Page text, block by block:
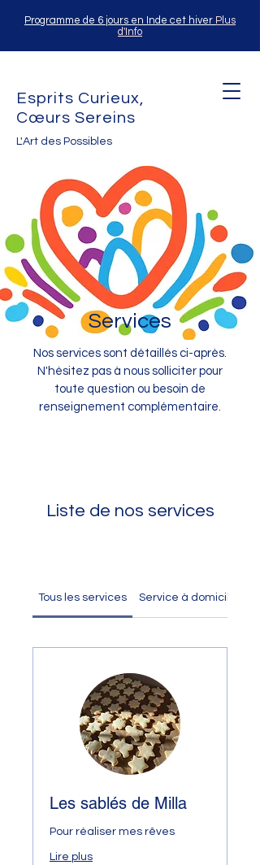
Programme de 6 jours en Inde cet hiver Plus
d'Info
Esprits Curieux,
Cœurs Sereins
L'Art des Possibles
Services
Nos services sont détaillés ci-après.
N'hésitez pas à nous solliciter pour
toute question ou besoin de
renseignement complémentaire.
Liste de nos services
Tous les services Service à domicile
Les sablés de Milla
Pour réaliser mes rêves
Lire plus